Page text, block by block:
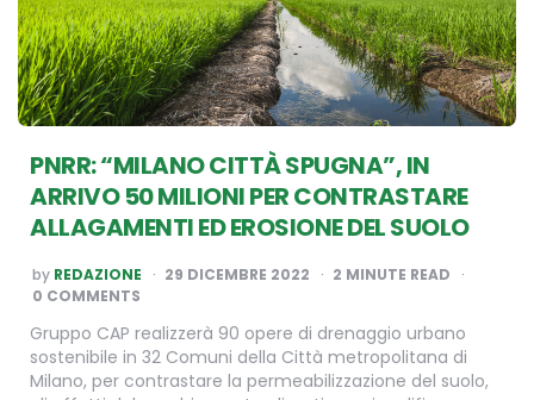
PNRR: “MILANO CITTÀ SPUGNA”, IN
ARRIVO 50 MILIONI PER CONTRASTARE
ALLAGAMENTI ED EROSIONE DEL SUOLO
POSTED
BY
by REDAZIONE 29 DICEMBRE 2022 2 MINUTE READ
0 COMMENTS
Gruppo CAP realizzerà 90 opere di drenaggio urbano
sostenibile in 32 Comuni della Città metropolitana di
Milano, per contrastare la permeabilizzazione del suolo,